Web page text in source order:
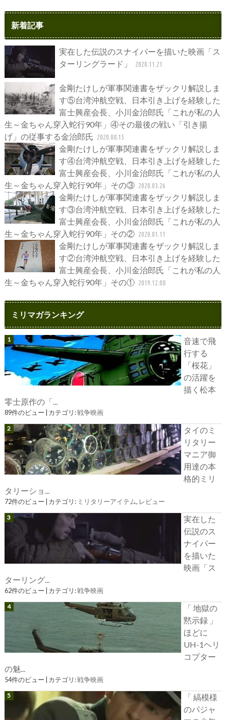
新着記事
実在した伝説のスナイパーを描いた映画「ス
ターリングラード」
2020.11.21
金剛たけしが軍事関連書をザックリ解説しま
す⑤台湾沖航空戦、日本引き上げを経験した
富士興産会長、小川金治郎氏「これが私の人
生～金ちゃん穿入蛇行90年」④その最後の戦い「引き揚
げ」の従事する金治郎氏 2020.08.15
金剛たけしが軍事関連書をザックリ解説しま
す④台湾沖航空戦、日本引き上げを経験した
富士興産会長、小川金治郎氏「これが私の人
生～金ちゃん穿入蛇行90年」その③ 2020.03.26
金剛たけしが軍事関連書をザックリ解説しま
す③台湾沖航空戦、日本引き上げを経験した
富士興産会長、小川金治郎氏「これが私の人
生～金ちゃん穿入蛇行90年」その② 2020.01.11
金剛たけしが軍事関連書をザックリ解説しま
す②台湾沖航空戦、日本引き上げを経験した
富士興産会長、小川金治郎氏「これが私の人
生～金ちゃん穿入蛇行90年」その① 2019.12.08
ミリマガランキング
音速で飛
行する
「桜花」
の活躍を
描く松本
零士原作の「...
89件のビュー カテゴリ:戦争映画
タイのミ
リタリー
マニア御
用達の本
格的ミリ
タリーショ...
72件のビュー カテゴリ: ミリタリーアイテム, レビュー
実在した
伝説のス
ナイパー
を描いた
映画「ス
ターリング...
62件のビュー カテゴリ:戦争映画
「 地獄の
黙示録 」
ほどに
UH-1ヘリ
コプター
の魅...
54件のビュー カテゴリ:戦争映画
「 縞模様
のパジャ